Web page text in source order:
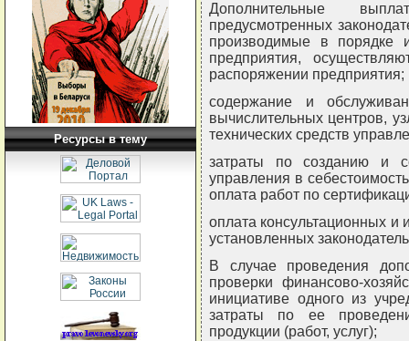
Ресурсы в тему
Дополнительные
предусмотренных
производимые в порядке
предприятия,
распоряжении предприятия;
содержание и
вычислительных центров,
технических средств
затраты по созданию и
управления в
оплата работ по
оплата консультационных
установленных
В случае проведения
проверки финансово-
инициативе одного из
затраты по ее
продукции (работ, услуг);